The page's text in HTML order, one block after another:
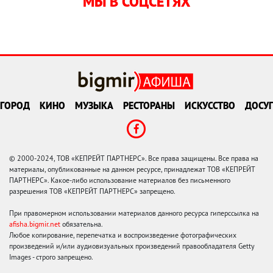
ГОРОД КИНО МУЗЫКА РЕСТОРАНЫ ИСКУССТВО ДОСУГ
© 2000-2024, ТОВ «КЕПРЕЙТ ПАРТНЕРС». Все права защищены. Все права на
материалы, опубликованные на данном ресурсе, принадлежат ТОВ «КЕПРЕЙТ
ПАРТНЕРС». Какое-либо использование материалов без письменного
разрешения ТОВ «КЕПРЕЙТ ПАРТНЕРС» запрещено.
При правомерном использовании материалов данного ресурса гиперссылка на
afisha.bigmir.net обязательна.
Любое копирование, перепечатка и воспроизведение фотографических
произведений и/или аудиовизуальных произведений правообладателя Getty
Images - строго запрещено.